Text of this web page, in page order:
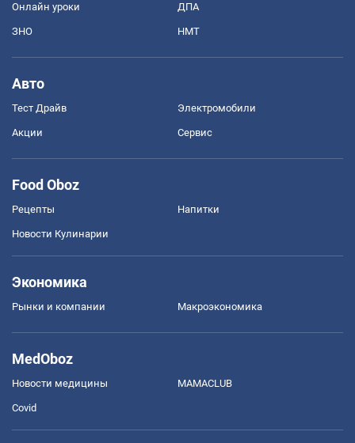
Онлайн уроки ДПА
ЗНО НМТ
Авто
Тест Драйв Электромобили
Акции Сервис
Food Oboz
Рецепты Напитки
Новости Кулинарии
Экономика
Рынки и компании Mакроэкономика
MedOboz
Новости медицины MAMACLUB
Covid